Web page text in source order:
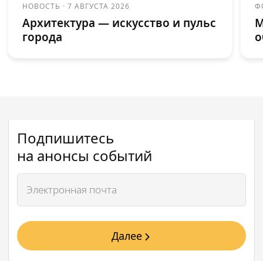
НОВОСТЬ ·7 АВГУСТА 2026
Архитектура — искусство и пульс
города
Подпишитесь
на анонсы событий
Далее